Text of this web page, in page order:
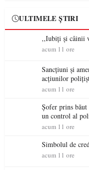
ULTIMELE ȘTIRI
,,Iubiți și câinii
acum 11 ore
Sancțiuni și
acțiunilor
acum 11 ore
Șofer prins băut
un control al
acum 11 ore
Simbolul de
acum 11 ore